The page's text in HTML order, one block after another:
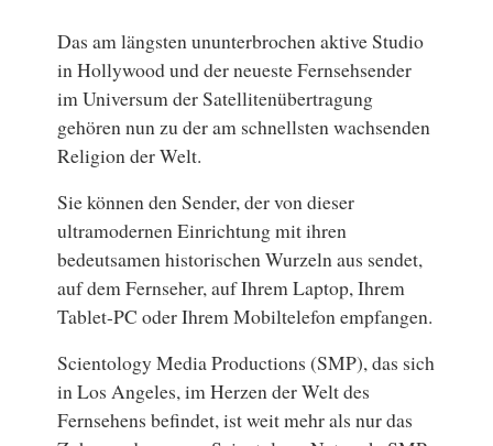
Das am längsten ununterbrochen aktive Studio
in Hollywood und der neueste Fernsehsender
im Universum der Satellitenübertragung
gehören nun zu der am schnellsten wachsenden
Religion der Welt.
Sie können den Sender, der von dieser
ultramodernen Einrichtung mit ihren
bedeutsamen historischen Wurzeln aus sendet,
auf dem Fernseher, auf Ihrem Laptop, Ihrem
Tablet-PC oder Ihrem Mobiltelefon empfangen.
Scientology Media Productions (SMP), das sich
in Los Angeles, im Herzen der Welt des
Fernsehens befindet, ist weit mehr als nur das